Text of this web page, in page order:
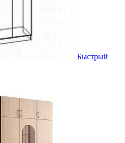
Быстрый